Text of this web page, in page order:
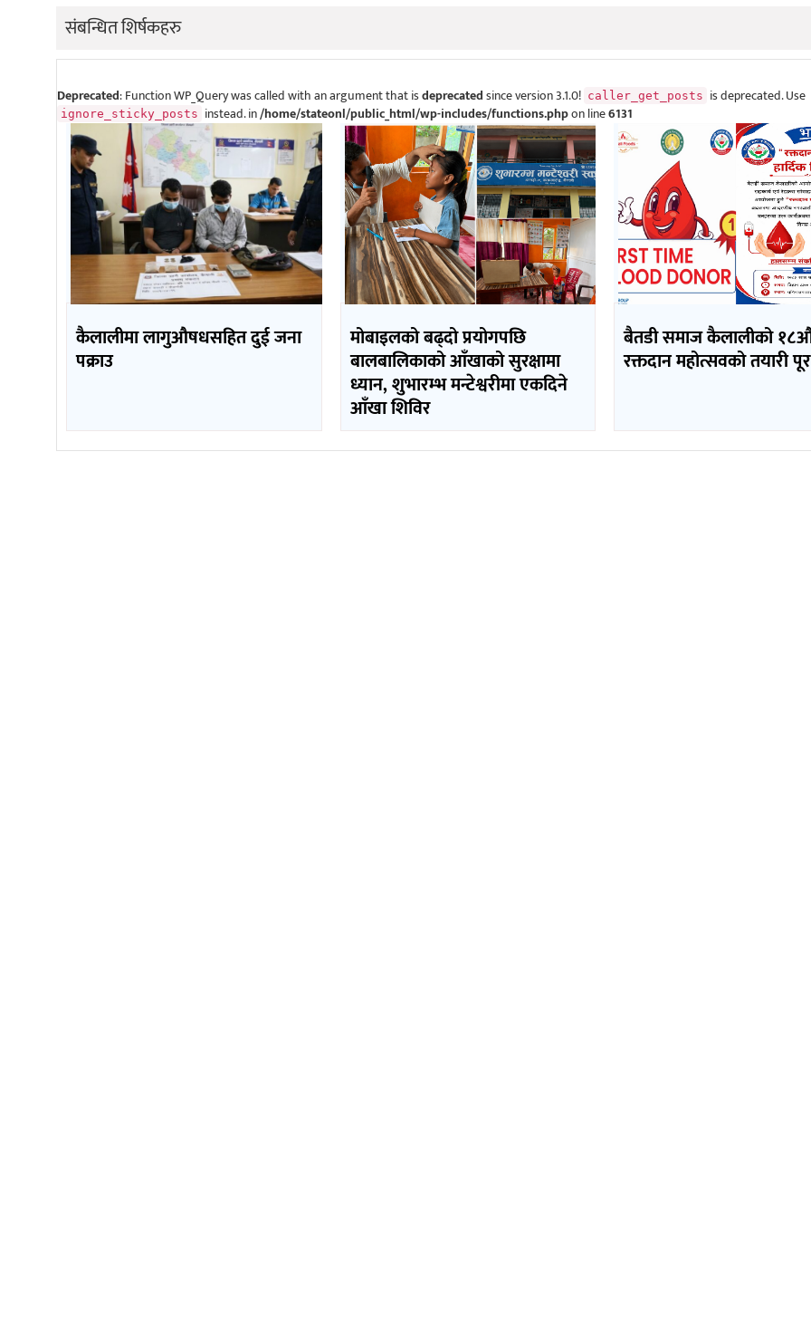
संबन्धित शिर्षकहरु
Deprecated: Function WP_Query was called with an argument that isdeprecatedsince version 3.1.0! caller_get_posts is deprecated. Use
ignore_sticky_posts instead. in/home/stateonl/public_html/wp-includes/functions.phpon line6131
कैलालीमा लागुऔषधसहित दुई जना
पक्राउ
मोबाइलको बढ्दो प्रयोगपछि
बालबालिकाको आँखाको सुरक्षामा
ध्यान, शुभारम्भ मन्टेश्वरीमा एकदिने
आँखा शिविर
बैतडी समाज कैलालीको
रक्तदान महोत्सवको तयारी